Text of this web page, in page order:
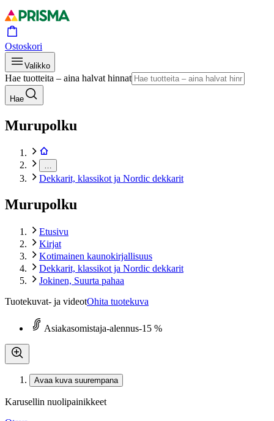
Ostoskori
Valikko
Hae tuotteita – aina halvat hinnat
Hae
Murupolku
Dekkarit, klassikot ja Nordic dekkarit
Murupolku
Etusivu
Kirjat
Kotimainen kaunokirjallisuus
Dekkarit, klassikot ja Nordic dekkarit
Jokinen, Suurta pahaa
Tuotekuvat- ja videotOhita tuotekuva
Asiakasomistaja-alennus-15 %
Avaa kuva suurempana
Karusellin nuolipainikkeet